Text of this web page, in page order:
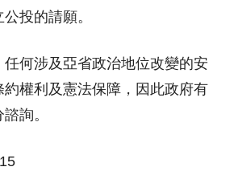
投的請願。
任何涉及亞省政治地位改變的安
權利及憲法保障，因此政府有
詢。